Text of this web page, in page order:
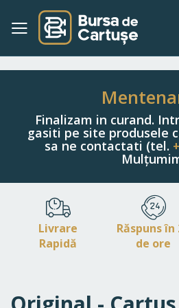
Navigați
Conținut
Finalizam in curand.
gasiti pe site produsele
sa ne contactati (tel.
Livrare
Rapidă
Răspuns în
de ore